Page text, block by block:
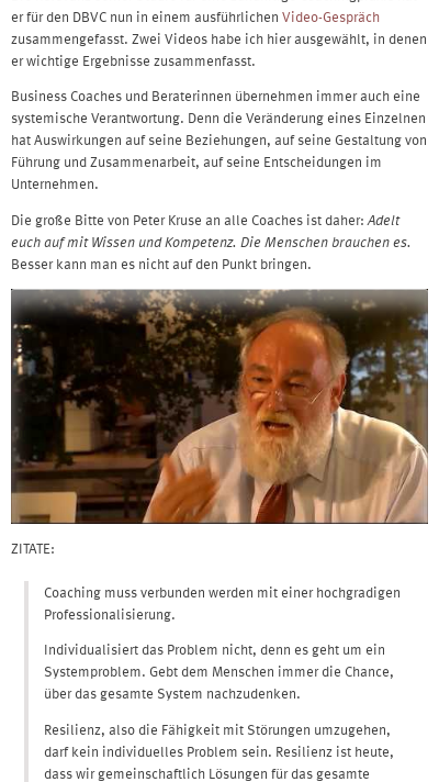
er für den DBVC nun in einem ausführlichen Video-Gespräch
zusammengefasst. Zwei Videos habe ich hier ausgewählt, in denen
er wichtige Ergebnisse zusammenfasst.
Business Coaches und Beraterinnen übernehmen immer auch eine
systemische Verantwortung. Denn die Veränderung eines Einzelnen
hat Auswirkungen auf seine Beziehungen, auf seine Gestaltung von
Führung und Zusammenarbeit, auf seine Entscheidungen im
Unternehmen.
Die große Bitte von Peter Kruse an alle Coaches ist daher:Adelt
euch auf mit Wissen und Kompetenz. Die Menschen brauchen es.
Besser kann man es nicht auf den Punkt bringen.
ZITATE:
Coaching muss verbunden werden mit einer hochgradigen
Professionalisierung.
Individualisiert das Problem nicht, denn es geht um ein
Systemproblem. Gebt dem Menschen immer die Chance,
über das gesamte System nachzudenken.
Resilienz, also die Fähigkeit mit Störungen umzugehen,
darf kein individuelles Problem sein. Resilienz ist heute,
dass wir gemeinschaftlich Lösungen für das gesamte